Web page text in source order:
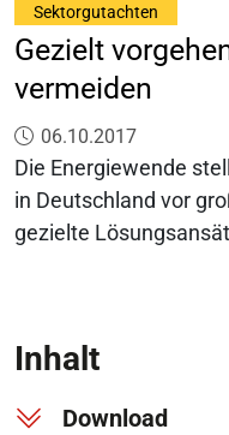
Gezielt
vermeiden
Veröffentlicht am:
06.10.2017
Sektorgutachten
Die Energiewende
in Deutschland vor
gezielte
Inhalt
Download